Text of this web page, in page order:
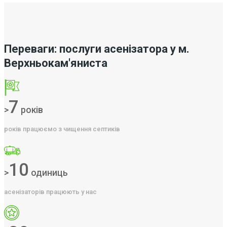
Переваги: послуги асенізатора у м.
Верхньокам'яниста
>7 років
років працюємо з чищення септиків
>10 одиниць
асенізаторів працюють у нас